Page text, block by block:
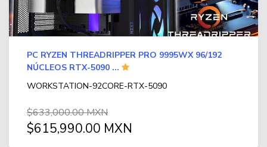
PC RYZEN THREADRIPPER PRO 9995WX 96/192
NÚCLEOS RTX-5090 ...
WORKSTATION-92CORE-RTX-5090
$633,000.00 MXN
$615,990.00 MXN